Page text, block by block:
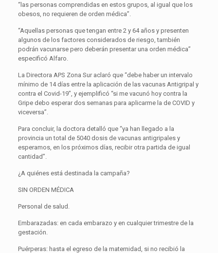
“las personas comprendidas en estos grupos, al igual que los
obesos, no requieren de orden médica”.
“Aquellas personas que tengan entre 2 y 64 años y presenten
algunos de los factores considerados de riesgo, también
podrán vacunarse pero deberán presentar una orden médica”
especificó Alfaro.
La Directora APS Zona Sur aclaró que “debe haber un intervalo
mínimo de 14 días entre la aplicación de las vacunas Antigripal y
contra el Covid-19”, y ejemplificó “si me vacunó hoy contra la
Gripe debo esperar dos semanas para aplicarme la de COVID y
viceversa”.
Para concluir, la doctora detalló que “ya han llegado a la
provincia un total de 5040 dosis de vacunas antigripales y
esperamos, en los próximos días, recibir otra partida de igual
cantidad”.
¿A quiénes está destinada la campaña?
SIN ORDEN MÉDICA
Personal de salud.
Embarazadas: en cada embarazo y en cualquier trimestre de la
gestación.
Puérperas: hasta el egreso de la maternidad, si no recibió la